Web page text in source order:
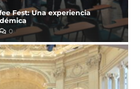
Fest: Una experiencia
0